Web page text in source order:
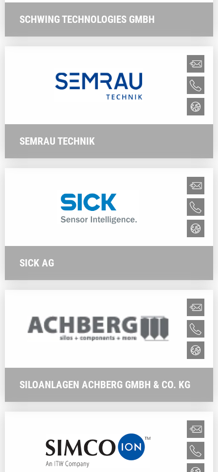
SCHWING TECHNOLOGIES GMBH
SEMRAU TECHNIK
SICK AG
SILOANLAGEN ACHBERG GMBH & CO. KG